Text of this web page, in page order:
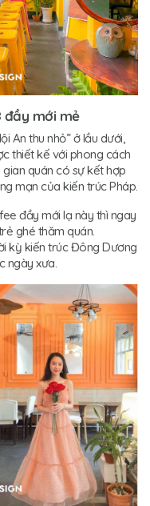
đầy mới mẻ
An thu nhỏ” ở lầu dưới,
thiết kế với phong cách
quán có sự kết hợp
mạn của kiến trúc Pháp.
đầy mới lạ này thì ngay
ghé thăm quán.
kỳ kiến trúc Đông Dương
ngày xưa.